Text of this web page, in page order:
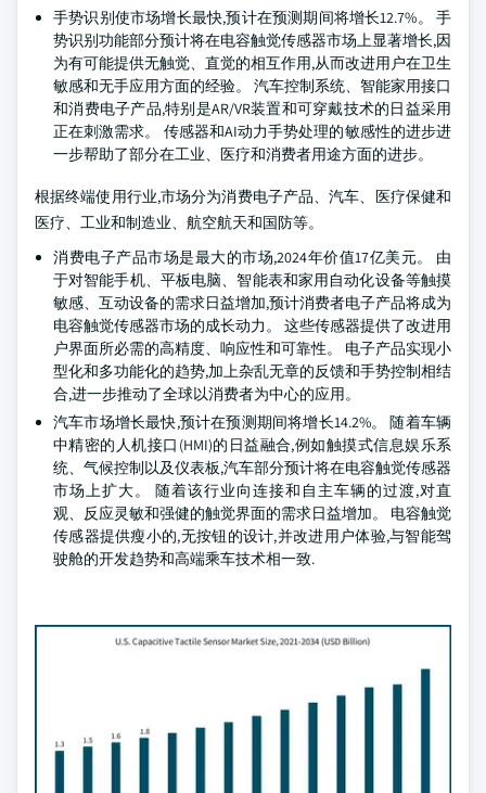
手势识别使市场增长最快,预计在预测期间将增长12.7%。 手
势识别功能部分预计将在电容触觉传感器市场上显著增长,因
为有可能提供无触觉、直觉的相互作用,从而改进用户在卫生
敏感和无手应用方面的经验。 汽车控制系统、智能家用接口
和消费电子产品,特别是AR/VR装置和可穿戴技术的日益采用
正在刺激需求。 传感器和AI动力手势处理的敏感性的进步进
一步帮助了部分在工业、医疗和消费者用途方面的进步。
根据终端使用行业,市场分为消费电子产品、汽车、医疗保健和
医疗、工业和制造业、航空航天和国防等。
消费电子产品市场是最大的市场,2024年价值17亿美元。 由
于对智能手机、平板电脑、智能表和家用自动化设备等触摸
敏感、互动设备的需求日益增加,预计消费者电子产品将成为
电容触觉传感器市场的成长动力。 这些传感器提供了改进用
户界面所必需的高精度、响应性和可靠性。 电子产品实现小
型化和多功能化的趋势,加上杂乱无章的反馈和手势控制相结
合,进一步推动了全球以消费者为中心的应用。
汽车市场增长最快,预计在预测期间将增长14.2%。 随着车辆
中精密的人机接口(HMI)的日益融合,例如触摸式信息娱乐系
统、气候控制以及仪表板,汽车部分预计将在电容触觉传感器
市场上扩大。 随着该行业向连接和自主车辆的过渡,对直
观、反应灵敏和强健的触觉界面的需求日益增加。 电容触觉
传感器提供瘦小的,无按钮的设计,并改进用户体验,与智能驾
驶舱的开发趋势和高端乘车技术相一致.